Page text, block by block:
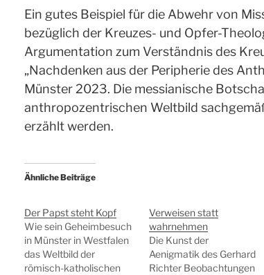
Ein gutes Beispiel für die Abwehr von
bezüglich der Kreuzes- und Opfer-
Argumentation zum Verständnis des
„Nachdenken aus der Peripherie des
Münster 2023. Die messianische
anthropozentrischen Weltbild
erzählt werden.
Ähnliche Beiträge
Der Papst steht Kopf
Wie sein Geheimbesuch
in Münster in Westfalen
das Weltbild der
römisch-katholischen
Verweisen statt
wahrnehmen
Die Kunst der
Aenigmatik des Gerhard
Richter Beobachtungen